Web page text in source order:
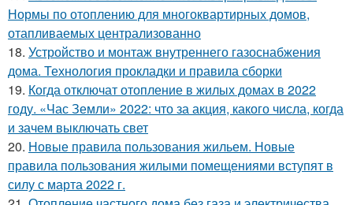
Нормы по отоплению для многоквартирных домов,
отапливаемых централизованно
18. Устройство и монтаж внутреннего газоснабжения
дома. Технология прокладки и правила сборки
19. Когда отключат отопление в жилых домах в 2022
году. «Час Земли» 2022: что за акция, какого числа, когда
и зачем выключать свет
20. Новые правила пользования жильем. Новые
правила пользования жилыми помещениями вступят в
силу с марта 2022 г.